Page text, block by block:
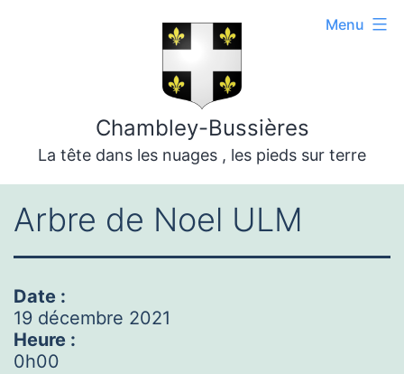
Chambley-Bussières
La tête dans les nuages , les pieds sur terre
Menu
Arbre de Noel ULM
Date :
19 décembre 2021
Heure :
0h00